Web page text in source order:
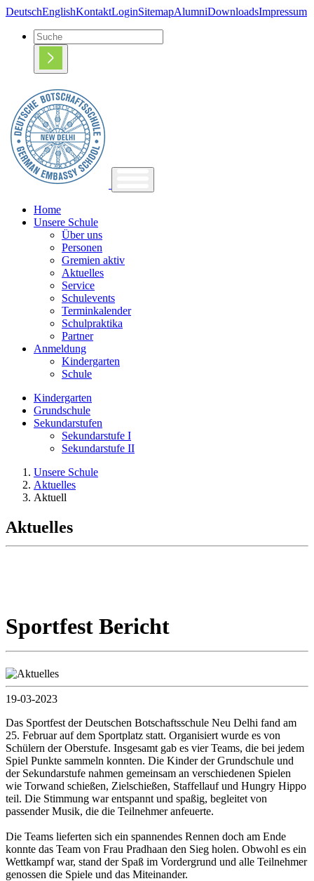
DeutschEnglishKontaktLoginSitemapAlumniDownloadsImpressum
Home
Unsere Schule
Über uns
Personen
Gremien aktiv
Aktuelles
Service
Schulevents
Terminkalender
Schulpraktika
Partner
Anmeldung
Kindergarten
Schule
Kindergarten
Grundschule
Sekundarstufen
Sekundarstufe I
Sekundarstufe II
Unsere Schule
Aktuelles
Aktuell
Aktuelles
Sportfest Bericht
19-03-2023
Das Sportfest der Deutschen Botschaftsschule Neu Delhi fand am
25. Februar auf dem Sportplatz statt. Organisiert wurde es von
Schülern der Oberstufe. Insgesamt gab es vier Teams, die bei jedem
Spiel Punkte sammeln konnten. Die Kinder der Grundschule und
der Sekundarstufe nahmen gemeinsam an verschiedenen Spielen
wie Torwand schießen, Zielschießen, Staffellauf und Hungry Hippo
teil. Die Stimmung war entspannt und spaßig, begleitet von
passender Musik, die die Teilnehmer anfeuerte.
Die Teams lieferten sich ein spannendes Rennen doch am Ende
konnte das Team von Frau Pradhaan den Sieg holen. Obwohl es ein
Wettkampf war, stand der Spaß im Vordergrund und alle Teilnehmer
genossen die Spiele und das Miteinander.